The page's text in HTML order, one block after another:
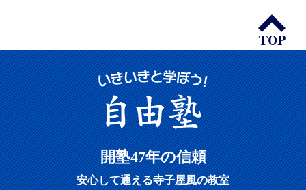
開塾47年の信頼
安心して通える寺子屋風の教室